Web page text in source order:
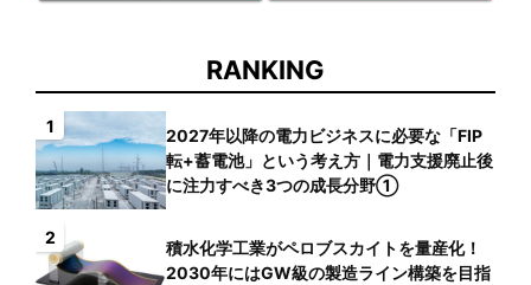
RANKING
1
2027年以降の電力ビジネスに必要な「FIP
転+蓄電池」という考え方｜電力支援廃止後
に注力すべき3つの成長分野①
2
積水化学工業がペロブスカイトを量産化！
2030年にはGW級の製造ライン構築を目指